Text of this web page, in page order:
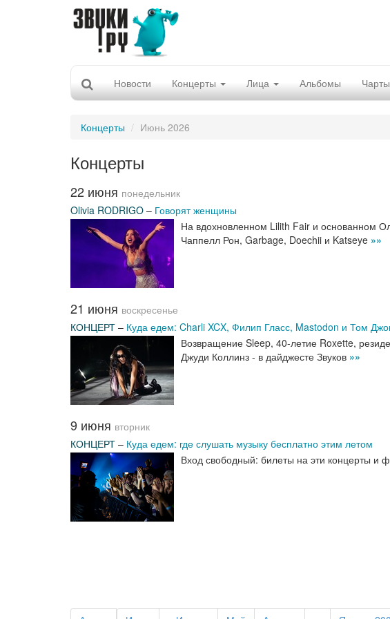
Новости Концерты Лица Альбомы Чарты
Концерты Июнь 2026
Концерты
22 июня понедельник
Olivia RODRIGO – Говорят женщины
На вдохновленном Lilith Fair и основанном
Чаппелл Рон, Garbage, Doechii и Katseye »»
21 июня воскресенье
КОНЦЕРТ – Куда едем: Charli XCX, Филип Гласс, Mastodon и Том
Возвращение Sleep, 40-летие Roxette,
Джуди Коллинз - в дайджесте Звуков »»
9 июня вторник
КОНЦЕРТ – Куда едем: где слушать музыку бесплатно этим летом
Вход свободный: билеты на эти концерты и